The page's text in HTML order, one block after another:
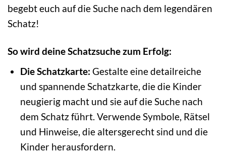
begebt euch auf die Suche nach dem legendären
Schatz!
So wird deine Schatzsuche zum Erfolg:
Die Schatzkarte: Gestalte eine detailreiche
und spannende Schatzkarte, die die Kinder
neugierig macht und sie auf die Suche nach
dem Schatz führt. Verwende Symbole, Rätsel
und Hinweise, die altersgerecht sind und die
Kinder herausfordern.